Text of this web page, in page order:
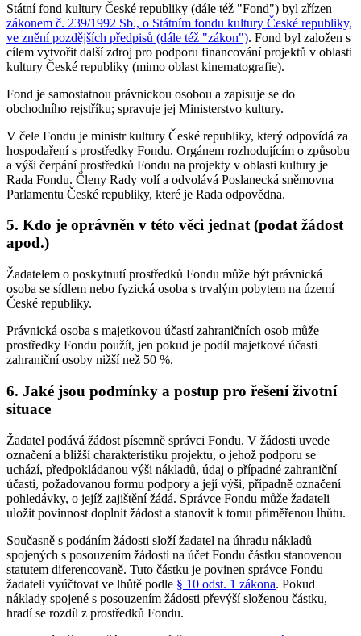
Státní fond kultury České republiky (dále též "Fond") byl zřízen
zákonem č. 239/1992 Sb., o Státním fondu kultury České republiky,
ve znění pozdějších předpisů (dále též "zákon"). Fond byl založen s
cílem vytvořit další zdroj pro podporu financování projektů v oblasti
kultury České republiky (mimo oblast kinematografie).
Fond je samostatnou právnickou osobou a zapisuje se do
obchodního rejstříku; spravuje jej Ministerstvo kultury.
V čele Fondu je ministr kultury České republiky, který odpovídá za
hospodaření s prostředky Fondu. Orgánem rozhodujícím o způsobu
a výši čerpání prostředků Fondu na projekty v oblasti kultury je
Rada Fondu. Členy Rady volí a odvolává Poslanecká sněmovna
Parlamentu České republiky, které je Rada odpovědna.
5. Kdo je oprávněn v této věci jednat (podat žádost
apod.)
Žadatelem o poskytnutí prostředků Fondu může být právnická
osoba se sídlem nebo fyzická osoba s trvalým pobytem na území
České republiky.
Právnická osoba s majetkovou účastí zahraničních osob může
prostředky Fondu použít, jen pokud je podíl majetkové účasti
zahraniční osoby nižší než 50 %.
6. Jaké jsou podmínky a postup pro řešení životní
situace
Žadatel podává žádost písemně správci Fondu. V žádosti uvede
označení a bližší charakteristiku projektu, o jehož podporu se
uchází, předpokládanou výši nákladů, údaj o případné zahraniční
účasti, požadovanou formu podpory a její výši, případně označení
pohledávky, o jejíž zajištění žádá. Správce Fondu může žadateli
uložit povinnost doplnit žádost a stanovit k tomu přiměřenou lhůtu.
Současně s podáním žádosti složí žadatel na úhradu nákladů
spojených s posouzením žádosti na účet Fondu částku stanovenou
statutem diferencovaně. Tuto částku je povinen správce Fondu
žadateli vyúčtovat ve lhůtě podle § 10 odst. 1 zákona. Pokud
náklady spojené s posouzením žádosti převýší složenou částku,
hradí se rozdíl z prostředků Fondu.